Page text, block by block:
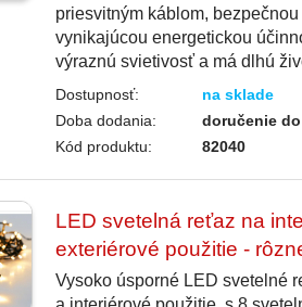
priesvitným káblom,
vynikajúcou energetickou
výraznú svietivosť a má dlhú
Dostupnosť:
na sklade
Doba dodania:
doručenie
Kód produktu:
82040
LED svetelná reťaz na
exteriérové použitie -
Vysoko úsporné LED svetelné